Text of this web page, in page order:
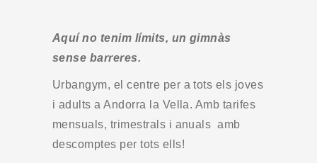
Aquí no tenim límits, un gimnàs
sense barreres.
Urbangym, el centre per a tots els joves
i adults a Andorra la Vella. Amb tarifes
mensuals, trimestrals i anuals amb
descomptes per tots ells!